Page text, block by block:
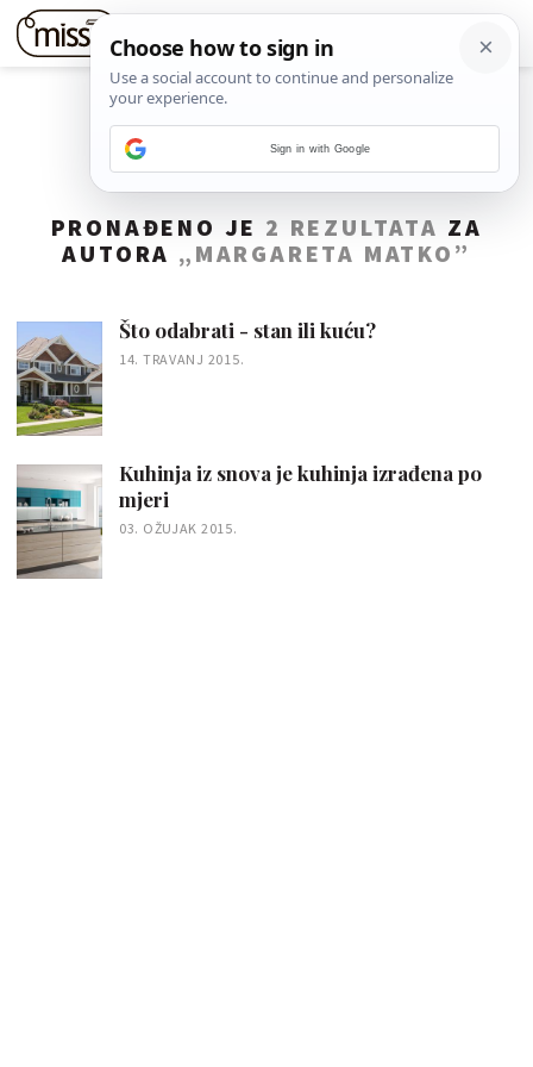
PRONAĐENO JE 2 REZULTATA ZA
AUTORA „MARGARETA MATKO”
Što odabrati - stan ili kuću?
14. TRAVANJ 2015.
Kuhinja iz snova je kuhinja izrađena po
mjeri
03. OŽUJAK 2015.
Sign in with Google